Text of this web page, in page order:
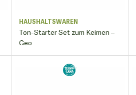
HAUSHALTSWAREN
Ton-Starter Set zum Keimen –
Geo